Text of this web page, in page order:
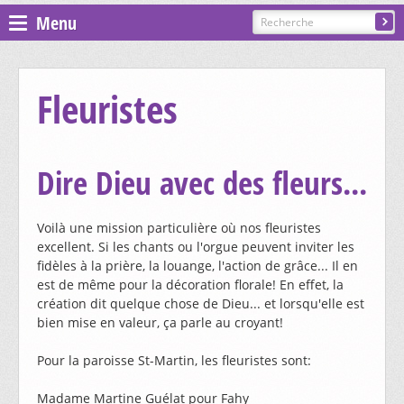
Menu
Espace pastoral
Paroisses
ST GILLES - COURGENAY
PRÉSENTATION, CONTACTS
CÉLÉBRATIONS
CATÉCHÈSE ET SACREMENTS
CHORALE SAINTE-CÉCILE
EGLISES ET CHAPELLES
ST-JEAN - ALLE-BAROCHE-VENDLINE
PRÉSENTATION, CONTACTS
CÉLÉBRATIONS
CATÉCHÈSE ET SACREMENTS
GROUPES ET MOUVEMENTS
ST-MARTIN - HAUTE-AJOIE
Fleuristes
Dire Dieu avec des fleurs...
Voilà une mission particulière où nos fleuristes
excellent. Si les chants ou l'orgue peuvent inviter les
fidèles à la prière, la louange, l'action de grâce... Il en
est de même pour la décoration florale! En effet, la
création dit quelque chose de Dieu... et lorsqu'elle est
bien mise en valeur, ça parle au croyant!
Pour la paroisse St-Martin, les fleuristes sont:
Madame Martine Guélat pour Fahy